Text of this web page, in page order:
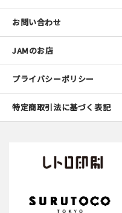
お問い合わせ
JAMのお店
プライバシーポリシー
特定商取引法に基づく表記